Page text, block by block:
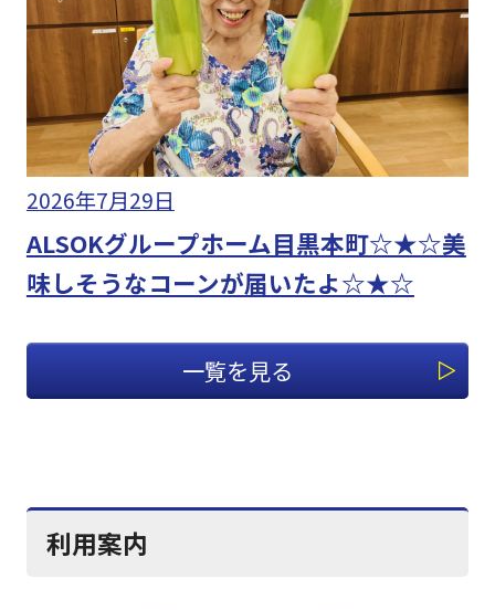
2026年7月29日
ALSOKグループホーム目黒本町☆★☆美
味しそうなコーンが届いたよ☆★☆
一覧を見る
利用案内